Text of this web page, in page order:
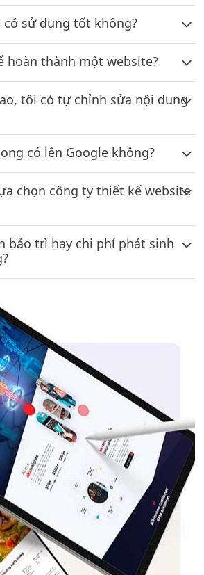
có sử dụng tốt không?
hoàn thành một website?
tôi có tự chỉnh sửa nội dung
có lên Google không?
chọn công ty thiết kế website
bảo trì hay chi phí phát sinh